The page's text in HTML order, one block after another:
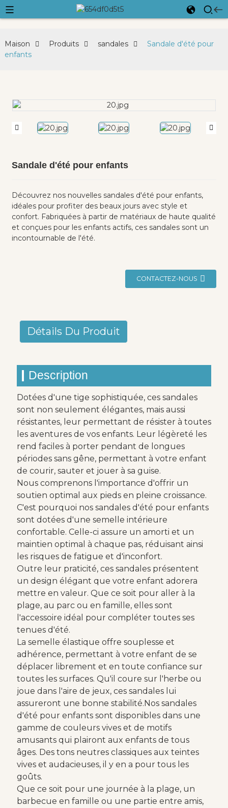
Maison Produits sandales
Sandale d'été pour
enfants
Sandale d'été pour enfants
Découvrez nos nouvelles sandales d'été pour enfants,
idéales pour profiter des beaux jours avec style et
confort. Fabriquées à partir de matériaux de haute qualité
et conçues pour les enfants actifs, ces sandales sont un
incontournable de l'été.
CONTACTEZ-NOUS
Détails Du Produit
Description
Dotées d'une tige sophistiquée, ces sandales
sont non seulement élégantes, mais aussi
résistantes, leur permettant de résister à toutes
les aventures de vos enfants. Leur légèreté les
rend faciles à porter pendant de longues
périodes sans gêne, permettant à votre enfant
de courir, sauter et jouer à sa guise.
Nous comprenons l'importance d'offrir un
soutien optimal aux pieds en pleine croissance.
C'est pourquoi nos sandales d'été pour enfants
sont dotées d'une semelle intérieure
confortable. Celle-ci assure un amorti et un
maintien optimal à chaque pas, réduisant ainsi
les risques de fatigue et d'inconfort.
Outre leur praticité, ces sandales présentent
un design élégant que votre enfant adorera
mettre en valeur. Que ce soit pour aller à la
plage, au parc ou en famille, elles sont
l'accessoire idéal pour compléter toutes ses
tenues d'été.
La semelle élastique offre souplesse et
adhérence, permettant à votre enfant de se
déplacer librement et en toute confiance sur
toutes les surfaces. Qu'il coure sur l'herbe ou
joue dans l'aire de jeux, ces sandales lui
assureront une bonne stabilité.Nos sandales
d'été pour enfants sont disponibles dans une
gamme de couleurs vives et de motifs
amusants qui plairont aux enfants de tous
âges. Des tons neutres classiques aux teintes
vives et audacieuses, il y en a pour tous les
goûts.
Que ce soit pour une journée à la plage, un
barbecue en famille ou une partie entre amis,